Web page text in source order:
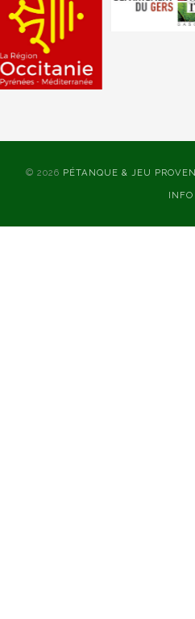
© 2026 PÉTANQUE & JEU
INFO